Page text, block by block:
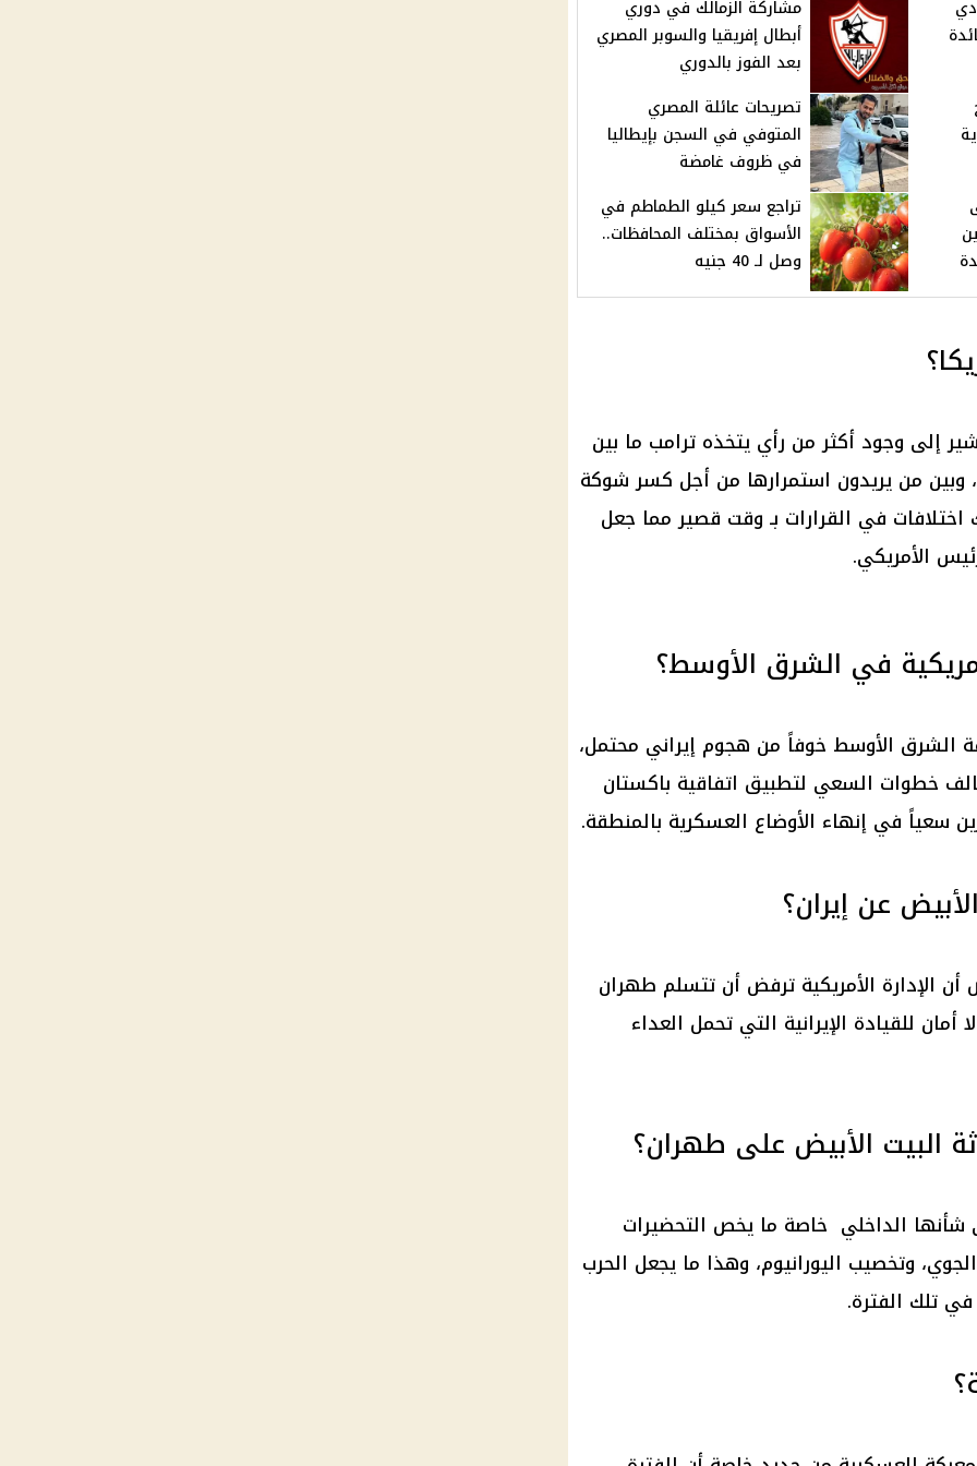
مشاركة الزمالك في دوري
أبطال إفريقيا والسوبر المصري
بعد الفوز بالدوري
تصريحات عائلة المصري
المتوفي في السجن بإيطاليا
في ظروف غامضة
تراجع سعر كيلو الطماطم في
الأسواق بمختلف المحافظات..
وصل لـ 40 جنيه
إلى وجود أكثر من رأي يتخذه ترامب ما بين
وبين من يريدون استمرارها من أجل كسر شوكة
في القرارات بـ وقت قصير مما جعل
الأمريكي.
في الشرق الأوسط؟
الشرق الأوسط خوفاً من هجوم إيراني محتمل،
خطوات السعي لتطبيق اتفاقية باكستان
سعياً في إنهاء الأوضاع العسكرية بالمنطقة.
عن إيران؟
الإدارة الأمريكية ترفض أن تتسلم طهران
للقيادة الإيرانية التي تحمل العداء
البيت الأبيض على طهران؟
الداخلي خاصة ما يخص التحضيرات
وتخصيب اليورانيوم، وهذا ما يجعل الحرب
تلك الفترة.